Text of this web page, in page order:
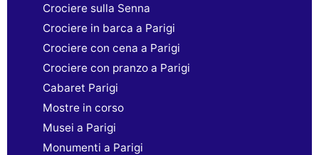
Crociere sulla Senna
Crociere in barca a Parigi
Crociere con cena a Parigi
Crociere con pranzo a Parigi
Cabaret Parigi
Mostre in corso
Musei a Parigi
Monumenti a Parigi